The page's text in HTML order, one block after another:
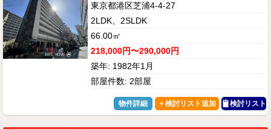
東京都港区芝浦4-4-27
2LDK、2SLDK
66.00㎡
218,000円〜290,000円
築年: 1982年1月
部屋件数: 2部屋
物件詳細 検討リスト